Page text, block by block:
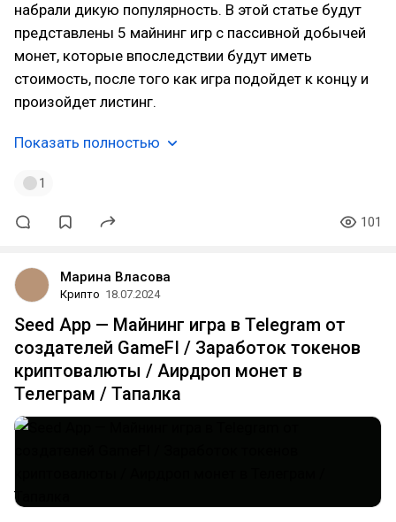
набрали дикую популярность. В этой статье будут
представлены 5 майнинг игр с пассивной добычей
монет, которые впоследствии будут иметь
стоимость, после того как игра подойдет к концу и
произойдет листинг.
Показать полностью
1
101
Марина Власова
Крипто 18.07.2024
Seed App — Майнинг игра в Telegram от
создателей GameFI / Заработок токенов
криптовалюты / Аирдроп монет в
Телеграм / Тапалка